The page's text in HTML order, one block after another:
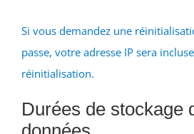
Si vous demandez une
passe, votre adresse IP sera
réinitialisation.
Durées de stockage